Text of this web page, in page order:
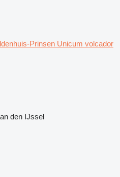
Prinsen Unicum volcador
den IJssel